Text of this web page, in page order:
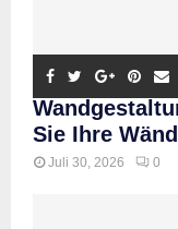
Sie Ihre
Juli 30, 2026 0